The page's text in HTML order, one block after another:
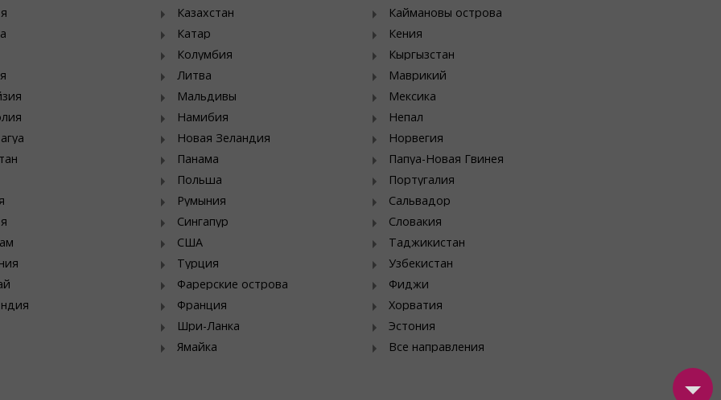
Казахстан
Каймановы острова
Катар
Кения
Колумбия
Кыргызстан
Литва
Маврикий
Мальдивы
Мексика
Намибия
Непал
Новая Зеландия
Норвегия
Панама
Папуа-Новая Гвинея
Польша
Португалия
Румыния
Сальвадор
Сингапур
Словакия
США
Таджикистан
Турция
Узбекистан
Фарерские острова
Фиджи
Франция
Хорватия
Шри-Ланка
Эстония
Ямайка
Все направления